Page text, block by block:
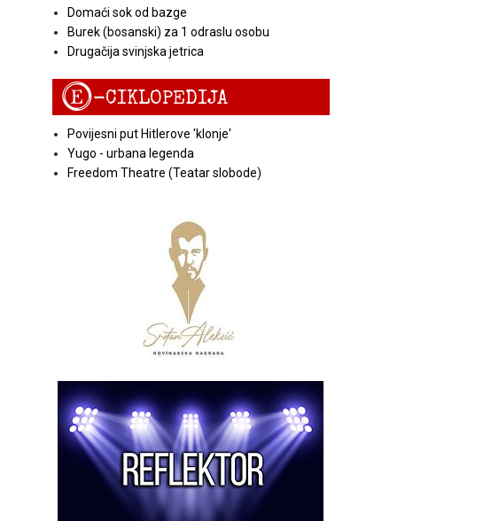
Domaći sok od bazge
Burek (bosanski) za 1 odraslu osobu
Drugačija svinjska jetrica
E-CIKLOPEDIJA
Povijesni put Hitlerove 'klonje'
Yugo - urbana legenda
Freedom Theatre (Teatar slobode)